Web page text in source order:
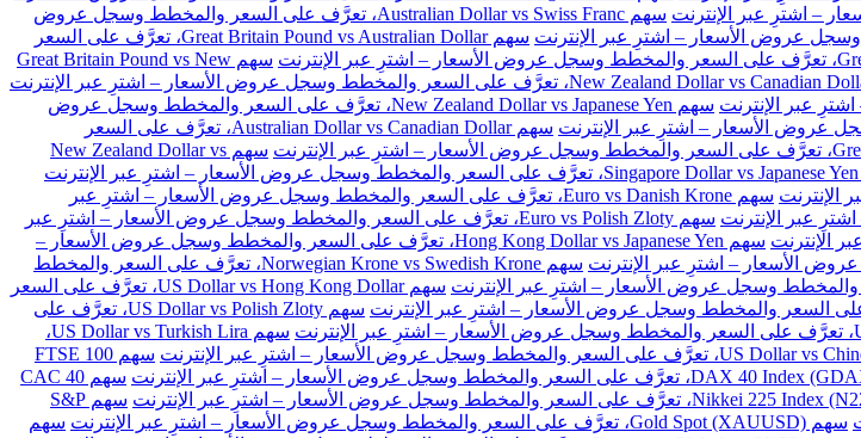
سهم Australian Dollar vs Swiss Franc، تعرَّف على السعر والمخطط وسجل عروض
سهم Great Britain Pound vs Australian Dollar، تعرَّف على السعر
سهم Great Britain Pound vs New
سهم New Zealand Dollar vs Japanese Yen، تعرَّف على السعر والمخطط وسجل عروض
سهم Australian Dollar vs Canadian Dollar، تعرَّف على السعر
سهم New Zealand Dollar vs
سهم Euro vs Danish Krone، تعرَّف على السعر والمخطط وسجل عروض الأسعار – اشترِ عبر
سهم Euro vs Polish Zloty، تعرَّف على السعر والمخطط وسجل عروض الأسعار – اشترِ عبر
سهم Hong Kong Dollar vs Japanese Yen، تعرَّف على السعر والمخطط وسجل عروض الأسعار –
سهم Norwegian Krone vs Swedish Krone، تعرَّف على السعر والمخطط
سهم US Dollar vs Hong Kong Dollar، تعرَّف على السعر
سهم US Dollar vs Polish Zloty، تعرَّف على
سهم US Dollar vs Turkish Lira،
سهم FTSE 100
سهم CAC 40
سهم S&P
سهم Gold Spot (XAUUSD)، تعرَّف على السعر والمخطط وسجل عروض الأسعار – اشترِ عبر الإنترنت
سهم